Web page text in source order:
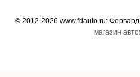
© 2012-2026 www.fdauto.ru: Форвард
магазин